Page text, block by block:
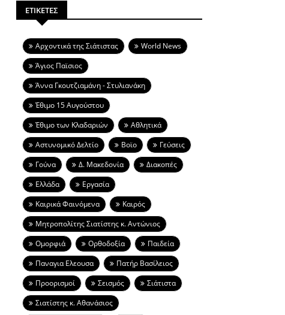
ΕΤΙΚΕΤΕΣ
Aρχοντικά της Σιάτιστας
World News
Άγιος Παϊσιος
Άννα Γκουτζιαμάνη - Στυλιανάκη
Έθιμο 15 Αυγούστου
Έθιμο των Κλαδαριών
Αθλητικά
Αστυνομικό Δελτίο
Βοϊο
Γεύσεις
Γούνα
Δ. Μακεδονία
Διακοπές
Ελλάδα
Εργασία
Καιρικά Φαινόμενα
Καιρός
Μητροπολίτης Σιατίστης κ. Αντώνιος
Ομορφιά
Ορθοδοξία
Παιδεία
Παναγια Ελεουσα
Πατήρ Βασίλειος
Προορισμοί
Σεισμός
Σιάτιστα
Σιατίστης κ. Αθανάσιος